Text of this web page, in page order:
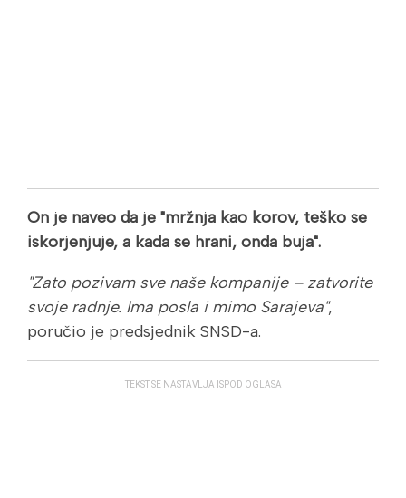
On je naveo da je "mržnja kao korov, teško se
iskorjenjuje, a kada se hrani, onda buja".
"Zato pozivam sve naše kompanije – zatvorite
svoje radnje. Ima posla i mimo Sarajeva",
poručio je predsjednik SNSD-a.
TEKST SE NASTAVLJA ISPOD OGLASA